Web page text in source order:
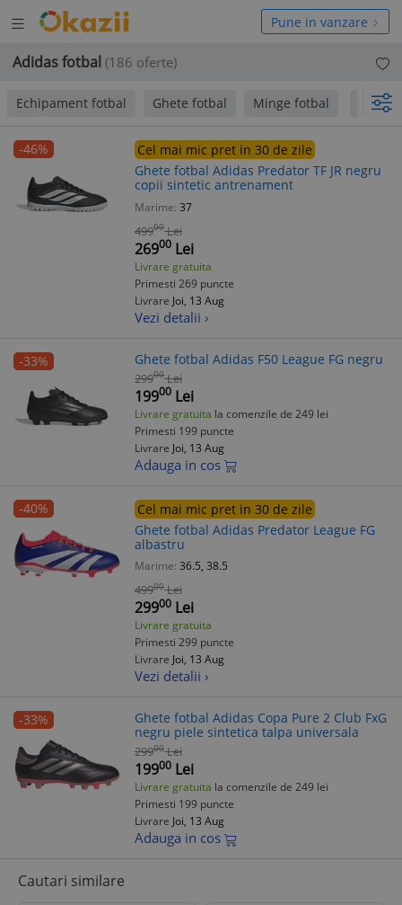
Deschide
meniul
Pune in vanzare
Adidas fotbal (186 oferte)
Echipament fotbal Ghete fotbal Minge fotbal pana
-46%
Cel mai mic pret in 30 de zile
Ghete fotbal Adidas Predator TF JR negru
copii sintetic antrenament
Marime: 37
49900 Lei
26900 Lei
Livrare gratuita
Primesti 269 puncte
Livrare Joi, 13 Aug
Vezi detalii ›
-33% Ghete fotbal Adidas F50 League FG negru
29900 Lei
19900 Lei
Livrare gratuita la comenzile de 249 lei
Primesti 199 puncte
Livrare Joi, 13 Aug
Adauga in cos
-40%
Cel mai mic pret in 30 de zile
Ghete fotbal Adidas Predator League FG
albastru
Marime: 36.5, 38.5
49900 Lei
29900 Lei
Livrare gratuita
Primesti 299 puncte
Livrare Joi, 13 Aug
Vezi detalii ›
-33%
Ghete fotbal Adidas Copa Pure 2 Club FxG
negru piele sintetica talpa universala
29900 Lei
19900 Lei
Livrare gratuita la comenzile de 249 lei
Primesti 199 puncte
Livrare Joi, 13 Aug
Adauga in cos
Cautari similare